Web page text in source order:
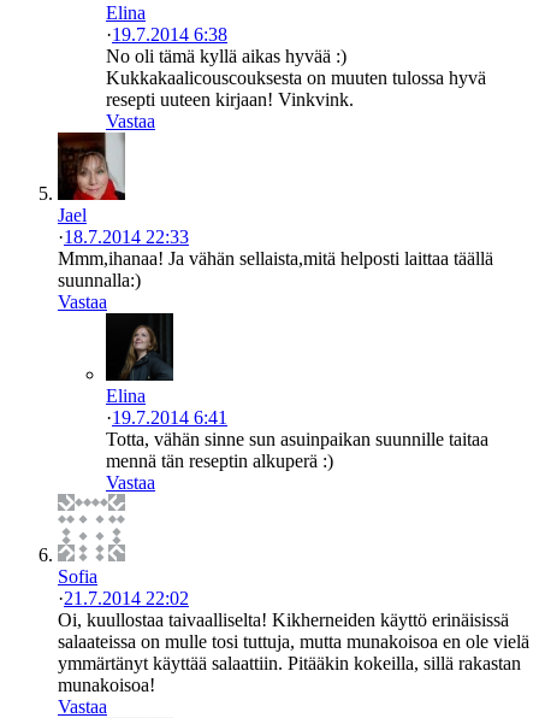
Elina
·19.7.2014 6:38
No oli tämä kyllä aikas hyvää :)
Kukkakaalicouscouksesta on muuten tulossa hyvä
resepti uuteen kirjaan! Vinkvink.
Vastaa
Jael
·18.7.2014 22:33
Mmm,ihanaa! Ja vähän sellaista,mitä helposti laittaa täällä
suunnalla:)
Vastaa
Elina
·19.7.2014 6:41
Totta, vähän sinne sun asuinpaikan suunnille taitaa
mennä tän reseptin alkuperä :)
Vastaa
Sofia
·21.7.2014 22:02
Oi, kuullostaa taivaalliselta! Kikherneiden käyttö erinäisissä
salaateissa on mulle tosi tuttuja, mutta munakoisoa en ole vielä
ymmärtänyt käyttää salaattiin. Pitääkin kokeilla, sillä rakastan
munakoisoa!
Vastaa